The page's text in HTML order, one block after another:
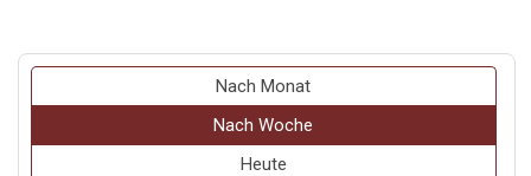
Nach Monat
Nach Woche
Heute